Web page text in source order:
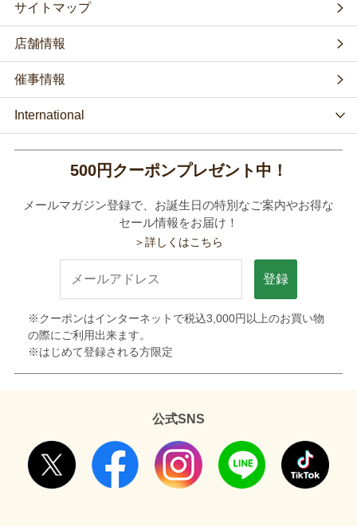
サイトマップ
店舗情報
催事情報
International
500円クーポンプレゼント中！
メールマガジン登録で、お誕生日の特別なご案内やお得な
セール情報をお届け！
＞詳しくはこちら
登録
※クーポンはインターネットで税込3,000円以上のお買い物
の際にご利用出来ます。
※はじめて登録される方限定
公式SNS